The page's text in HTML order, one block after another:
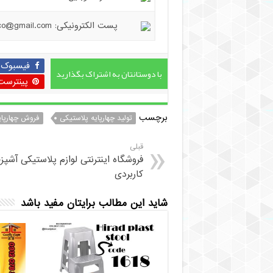
پست الکترونیکی: hiradplast.co@gmail.com
با دوستانتان به اشتراک بگذارید فیسبوک
برچسب تولید چهارپایه پلاستیکی فروش
قبلی
فروشگاه اینترنتی لوازم پلاستیکی
کاربردی
شاید این مطالب برایتان مفید باشد